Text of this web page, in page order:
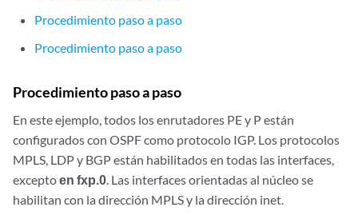
Procedimiento paso a paso
Procedimiento paso a paso
Procedimiento paso a paso
En este ejemplo, todos los enrutadores PE y P están
configurados con OSPF como protocolo IGP. Los protocolos
MPLS, LDP y BGP están habilitados en todas las interfaces,
exceptoen fxp.0 . Las interfaces orientadas al núcleo se
habilitan con la dirección MPLS y la dirección inet.